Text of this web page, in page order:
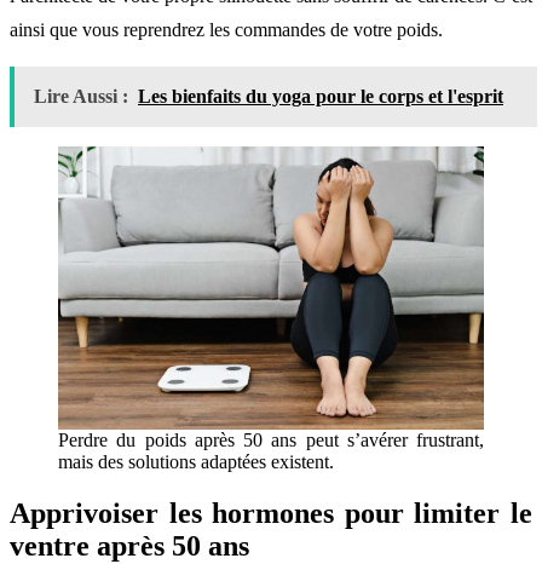
ainsi que vous reprendrez les commandes de votre poids.
Lire Aussi : Les bienfaits du yoga pour le corps et l'esprit
Perdre du poids après 50 ans peut s’avérer frustrant,
mais des solutions adaptées existent.
Apprivoiser les hormones pour limiter le
ventre après 50 ans